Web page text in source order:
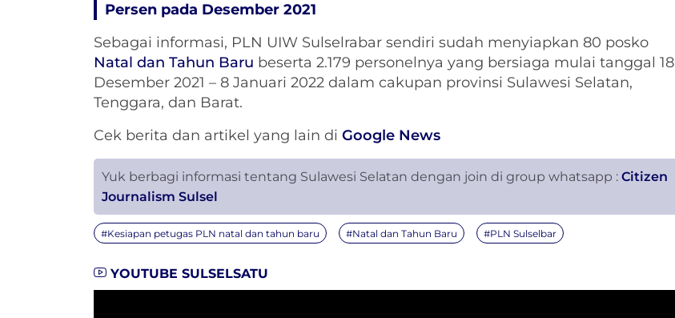
Persen pada Desember 2021
Sebagai informasi, PLN UIW Sulselrabar sendiri sudah menyiapkan 80 posko
Natal dan Tahun Baru beserta 2.179 personelnya yang bersiaga mulai tanggal 18
Desember 2021 – 8 Januari 2022 dalam cakupan provinsi Sulawesi Selatan,
Tenggara, dan Barat.
Cek berita dan artikel yang lain di Google News
Yuk berbagi informasi tentang Sulawesi Selatan dengan join di group whatsapp : Citizen
Journalism Sulsel
#Kesiapan petugas PLN natal dan tahun baru #Natal dan Tahun Baru #PLN Sulselbar
YOUTUBE SULSELSATU